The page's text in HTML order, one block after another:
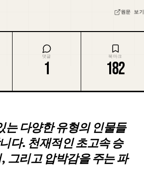
원문 보기
댓글
1
북마크
182
는 다양한 유형의 인물들
다. 천재적인 초고속 승
그리고 압박감을 주는 파